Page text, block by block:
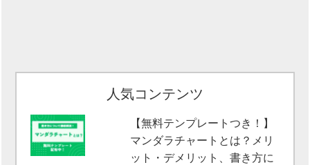
人気コンテンツ
【無料テンプレートつき！】
マンダラチャートとは？メリ
ット・デメリット、書き方に